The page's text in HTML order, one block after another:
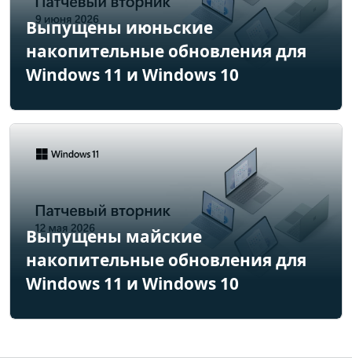
Выпущены июньские
накопительные обновления для
Windows 11 и Windows 10
Выпущены майские
накопительные обновления для
Windows 11 и Windows 10